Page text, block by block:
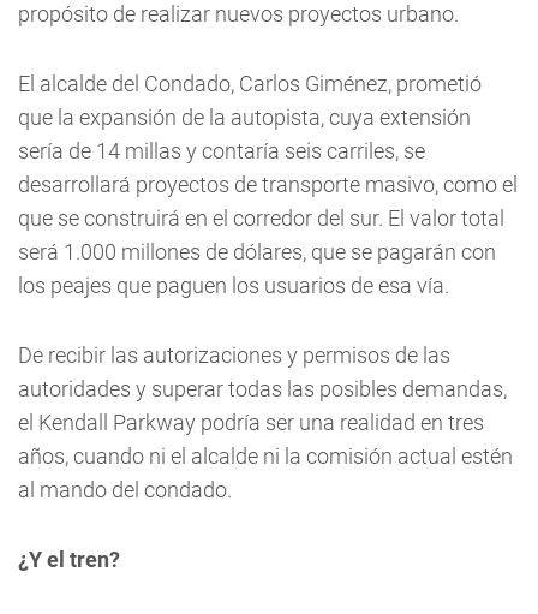
propósito de realizar nuevos proyectos urbano.
El alcalde del Condado, Carlos Giménez, prometió
que la expansión de la autopista, cuya extensión
sería de 14 millas y contaría seis carriles, se
desarrollará proyectos de transporte masivo, como el
que se construirá en el corredor del sur. El valor total
será 1.000 millones de dólares, que se pagarán con
los peajes que paguen los usuarios de esa vía.
De recibir las autorizaciones y permisos de las
autoridades y superar todas las posibles demandas,
el Kendall Parkway podría ser una realidad en tres
años, cuando ni el alcalde ni la comisión actual estén
al mando del condado.
¿Y el tren?